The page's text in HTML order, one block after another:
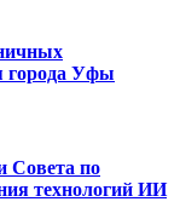
города Уфы
Совета по
технологий ИИ